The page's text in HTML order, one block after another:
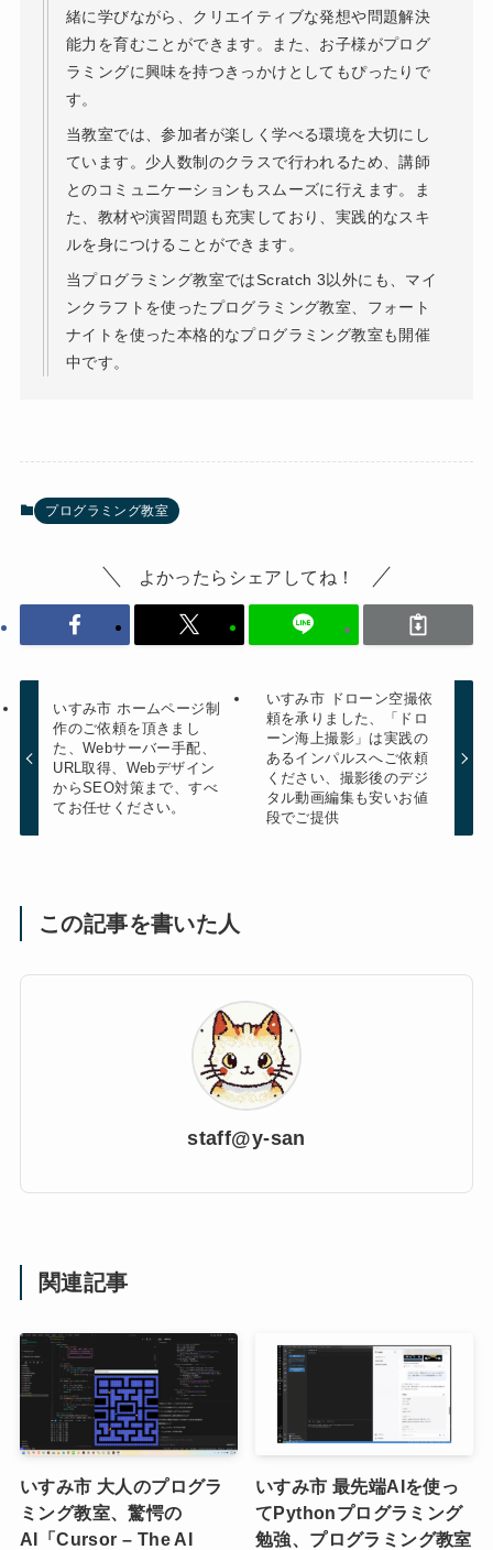
緒に学びながら、クリエイティブな発想や問題解決
能力を育むことができます。また、お子様がプログ
ラミングに興味を持つきっかけとしてもぴったりで
す。
当教室では、参加者が楽しく学べる環境を大切にし
ています。少人数制のクラスで行われるため、講師
とのコミュニケーションもスムーズに行えます。ま
た、教材や演習問題も充実しており、実践的なスキ
ルを身につけることができます。
当プログラミング教室ではScratch 3以外にも、マイ
ンクラフトを使ったプログラミング教室、フォート
ナイトを使った本格的なプログラミング教室も開催
中です。
プログラミング教室
よかったらシェアしてね！
いすみ市 ホームページ制
作のご依頼を頂きまし
た、Webサーバー手配、
URL取得、Webデザイン
からSEO対策まで、すべ
てお任せください。
いすみ市 ドローン空撮依
頼を承りました、「ドロ
ーン海上撮影」は実践の
あるインパルスへご依頼
ください、撮影後のデジ
タル動画編集も安いお値
段でご提供
この記事を書いた人
staff@y-san
関連記事
いすみ市 大人のプログラ
ミング教室、驚愕の
AI「Cursor – The AI
いすみ市 最先端AIを使っ
てPythonプログラミング
勉強、プログラミング教室